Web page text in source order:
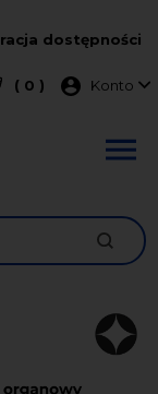
dostępności
( 0 ) Menu
Konto